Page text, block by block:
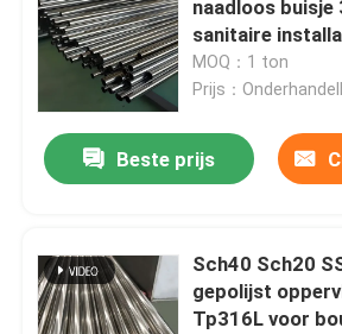
Roestvrij staal om Staaf
De Bar van de roestvrij staalhoek
Roestvrij staalprofiel
naadloos buisje
sanitaire
MOQ：1 ton
Prijs：
Beste prijs
Sch40 Sch20
gepolijst
Tp316L voor